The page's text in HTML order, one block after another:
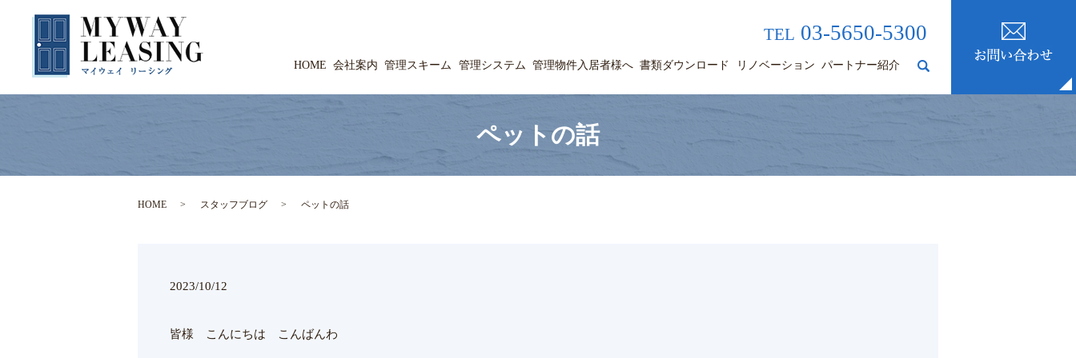
TEL 03-5650-5300
HOME 会社案内 管理スキーム 管理システム 管理物件入居者様へ 書類ダウンロード リノベーション パートナー紹介
ペットの話
HOME スタッフブログ ペットの話
2023/10/12
皆様 こんにちは こんばんわ